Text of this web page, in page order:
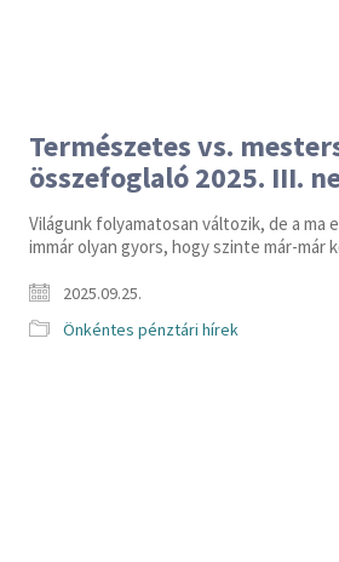
Természetes vs.
összefoglaló 2025. III.
Világunk folyamatosan változik, de a ma
immár olyan gyors, hogy szinte már-
2025.09.25.
Önkéntes pénztári hírek